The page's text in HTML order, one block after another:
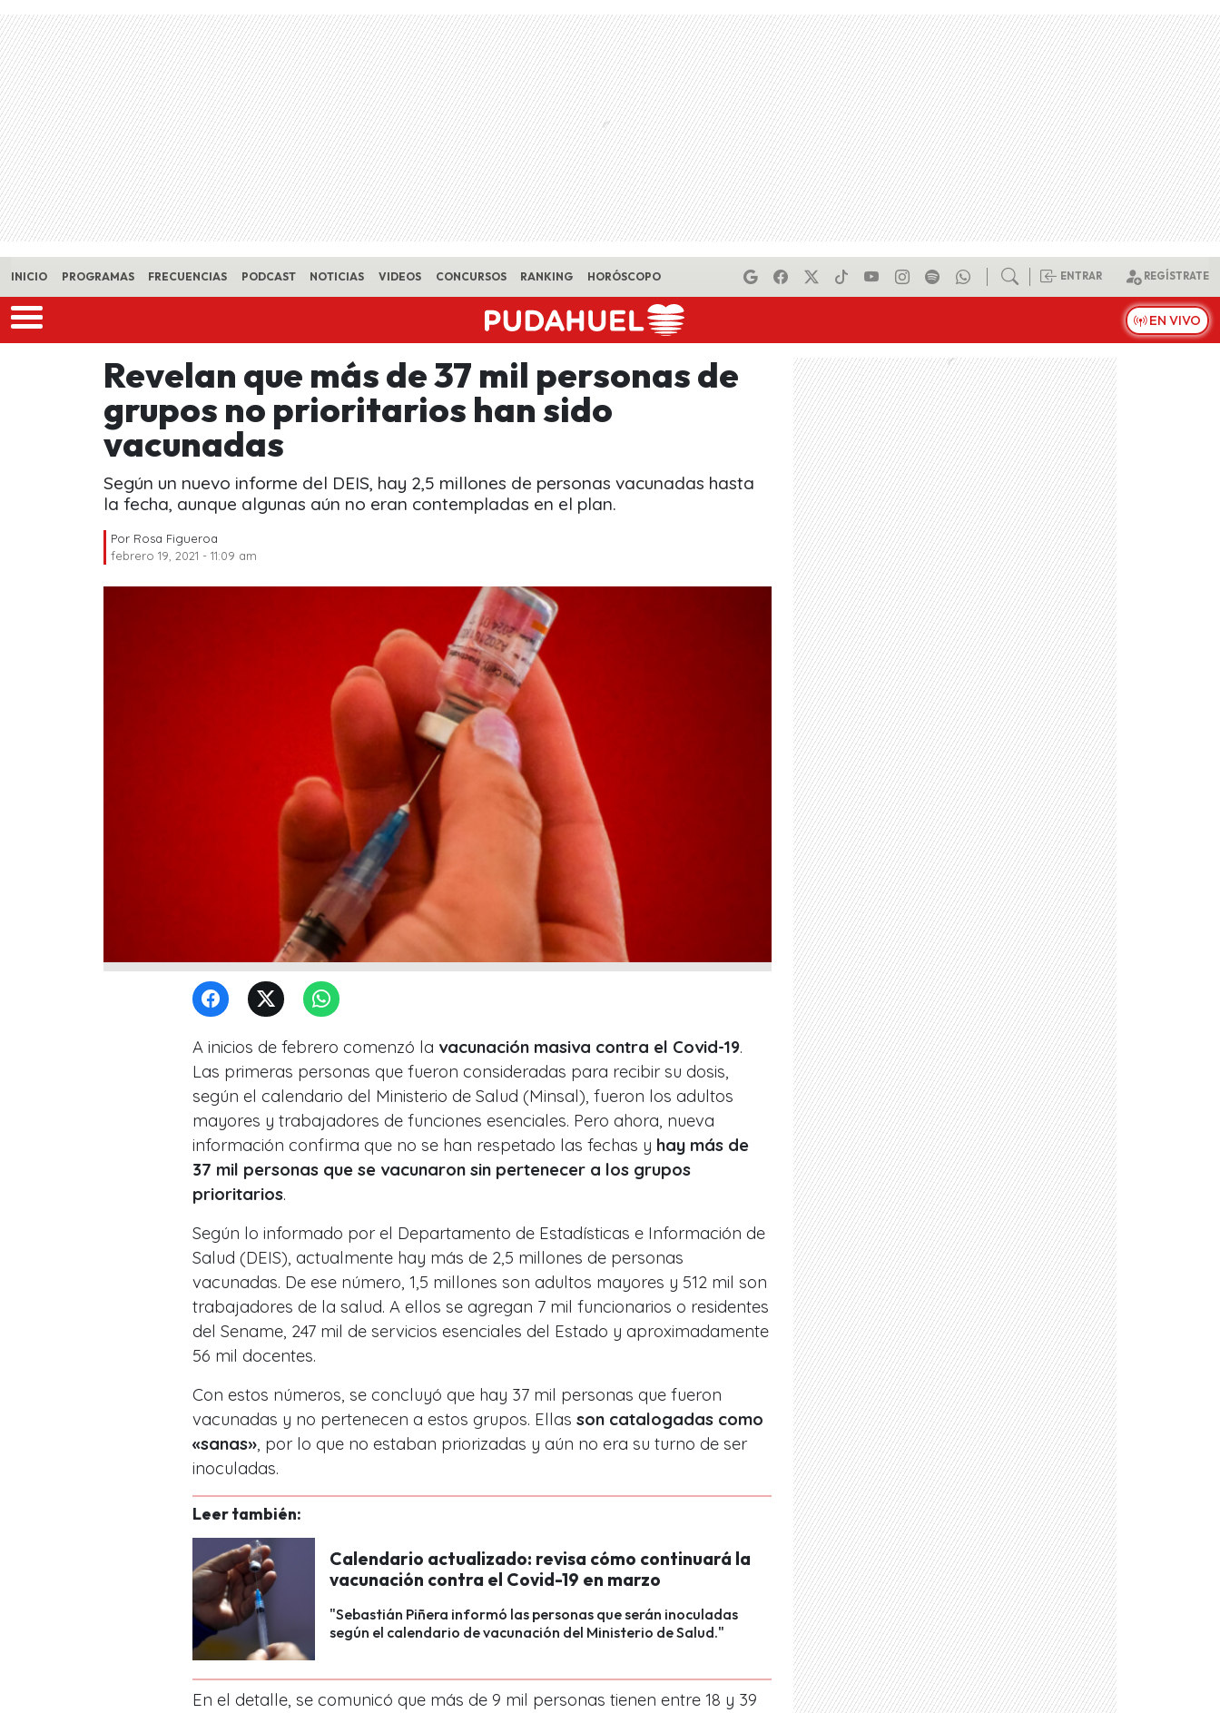
Skip to main content
INICIO PROGRAMAS FRECUENCIAS PODCAST NOTICIAS VIDEOS CONCURSOS RANKING HORÓSCOPO ENTRAR REGÍSTRATE
EN VIVO
Revelan que más de 37 mil personas de
grupos no prioritarios han sido
vacunadas
Según un nuevo informe del DEIS, hay 2,5 millones de personas vacunadas hasta
la fecha, aunque algunas aún no eran contempladas en el plan.
Por Rosa Figueroa
febrero 19, 2021 - 11:09 am
A inicios de febrero comenzó la vacunación masiva contra el Covid-19.
Las primeras personas que fueron consideradas para recibir su dosis,
según el calendario del Ministerio de Salud (Minsal), fueron los adultos
mayores y trabajadores de funciones esenciales. Pero ahora, nueva
información confirma que no se han respetado las fechas y hay más de
37 mil personas que se vacunaron sin pertenecer a los grupos
prioritarios.
Según lo informado por el Departamento de Estadísticas e Información de
Salud (DEIS), actualmente hay más de 2,5 millones de personas
vacunadas. De ese número, 1,5 millones son adultos mayores y 512 mil son
trabajadores de la salud. A ellos se agregan 7 mil funcionarios o residentes
del Sename, 247 mil de servicios esenciales del Estado y aproximadamente
56 mil docentes.
Con estos números, se concluyó que hay 37 mil personas que fueron
vacunadas y no pertenecen a estos grupos. Ellas son catalogadas como
«sanas» , por lo que no estaban priorizadas y aún no era su turno de ser
inoculadas.
Leer también:
Calendario actualizado: revisa cómo continuará la
vacunación contra el Covid-19 en marzo
"Sebastián Piñera informó las personas que serán inoculadas
según el calendario de vacunación del Ministerio de Salud."
En el detalle, se comunicó que más de 9 mil personas tienen entre 18 y 39